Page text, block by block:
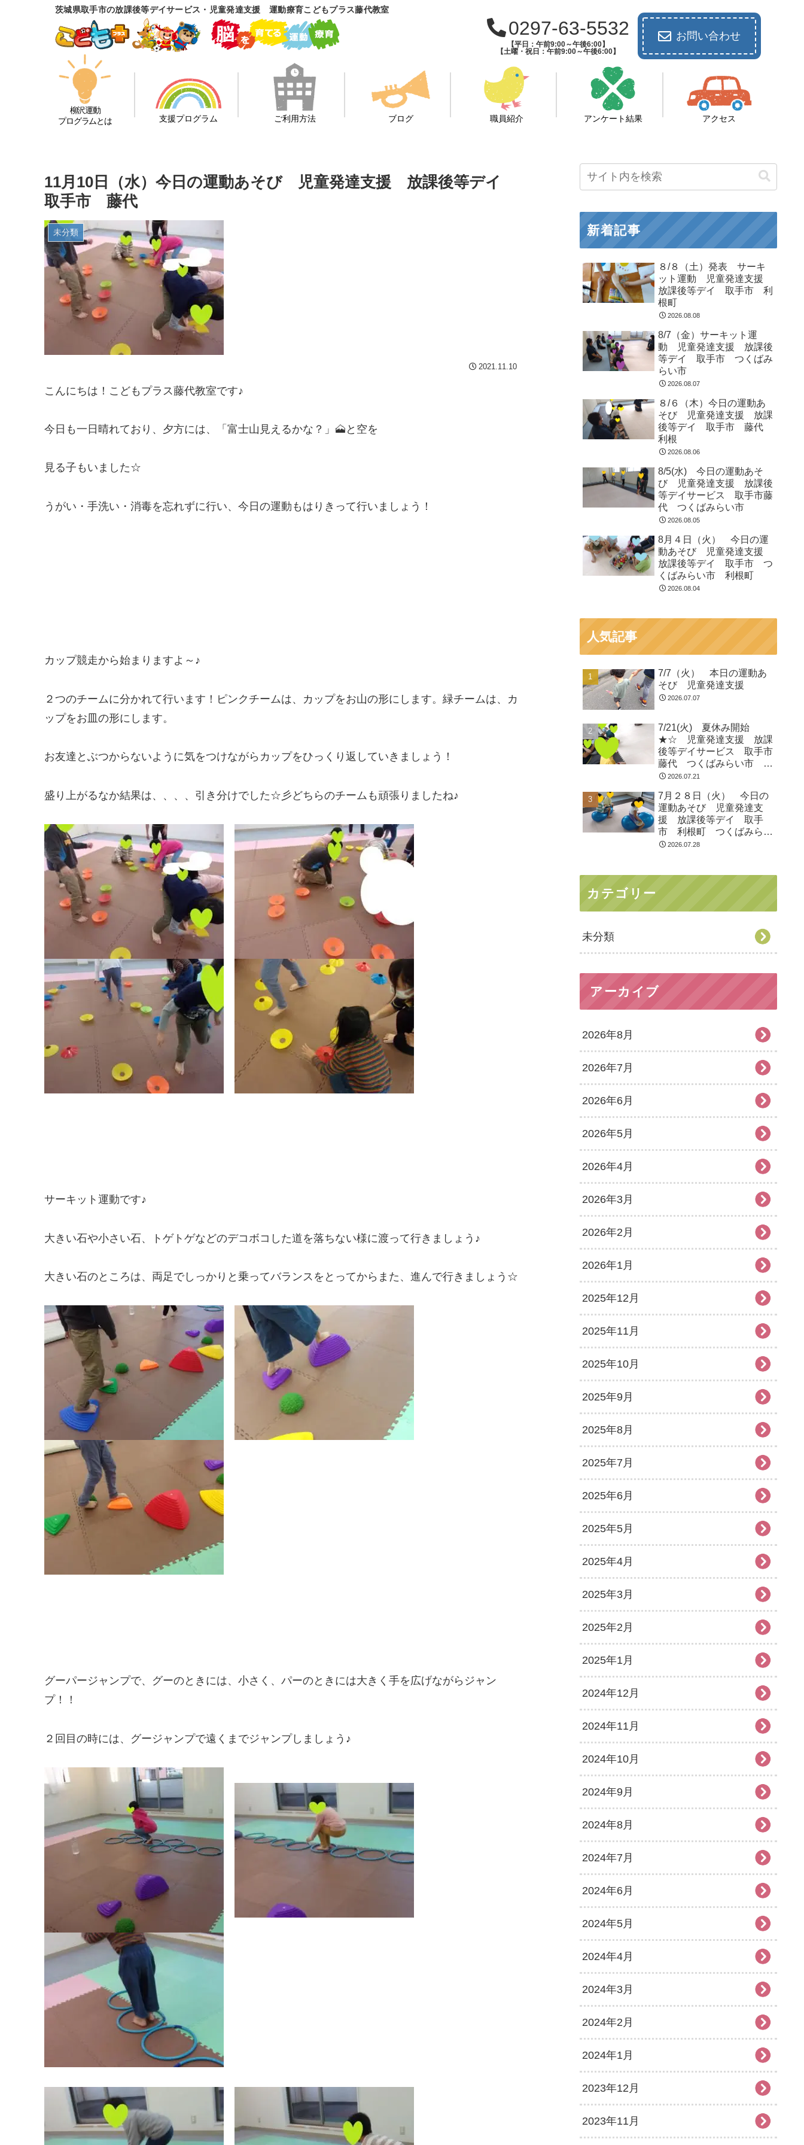
茨城県取手市の放課後等デイサービス・児童発達支援 運動療育こどもプラス藤代教室
0297-63-5532
【平日：午前9:00～午後6:00】
【土曜・祝日：午前9:00～午後6:00】
お問い合わせ
柳沢運動
プログラムとは
支援プログラム ご利用方法 ブログ 職員紹介 アンケート結果 アクセス
11月10日（水）今日の運動あそび 児童発達支援 放課後等デイ
取手市 藤代
未分類
2021.11.10
こんにちは！こどもプラス藤代教室です♪
今日も一日晴れており、夕方には、「富士山見えるかな？」🗻と空を
見る子もいました☆
うがい・手洗い・消毒を忘れずに行い、今日の運動もはりきって行いましょう！
カップ競走から始まりますよ～♪
２つのチームに分かれて行います！ピンクチームは、カップをお山の形にします。緑チームは、カ
ップをお皿の形にします。
お友達とぶつからないように気をつけながらカップをひっくり返していきましょう！
盛り上がるなか結果は、、、、引き分けでした☆彡どちらのチームも頑張りましたね♪
サーキット運動です♪
大きい石や小さい石、トゲトゲなどのデコボコした道を落ちない様に渡って行きましょう♪
大きい石のところは、両足でしっかりと乗ってバランスをとってからまた、進んで行きましょう☆
グーパージャンプで、グーのときには、小さく、パーのときには大きく手を広げながらジャン
プ！！
２回目の時には、グージャンプで遠くまでジャンプしましょう♪
新着記事
８/８（土）発表 サーキ
ット運動 児童発達支援
放課後等デイ 取手市 利
根町
2026.08.08
8/7（金）サーキット運
動 児童発達支援 放課後
等デイ 取手市 つくばみ
らい市
2026.08.07
８/６（木）今日の運動あ
そび 児童発達支援 放課
後等デイ 取手市 藤代
利根
2026.08.06
8/5(水) 今日の運動あそ
び 児童発達支援 放課後
等デイサービス 取手市藤
代 つくばみらい市
2026.08.05
8月４日（火） 今日の運
動あそび 児童発達支援
放課後等デイ 取手市 つ
くばみらい市 利根町
2026.08.04
人気記事
7/7（火） 本日の運動あ
そび 児童発達支援
2026.07.07
7/21(火) 夏休み開始
★☆ 児童発達支援 放課
後等デイサービス 取手市
藤代 つくばみらい市 龍
ヶ崎2026.07.21
7月２８日（火） 今日の
運動あそび 児童発達支
援 放課後等デイ 取手
市 利根町 つくばみらい
市 2026.07.28
カテゴリー
未分類
アーカイブ
2026年8月
2026年7月
2026年6月
2026年5月
2026年4月
2026年3月
2026年2月
2026年1月
2025年12月
2025年11月
2025年10月
2025年9月
2025年8月
2025年7月
2025年6月
2025年5月
2025年4月
2025年3月
2025年2月
2025年1月
2024年12月
2024年11月
2024年10月
2024年9月
2024年8月
2024年7月
2024年6月
2024年5月
2024年4月
2024年3月
2024年2月
2024年1月
2023年12月
2023年11月